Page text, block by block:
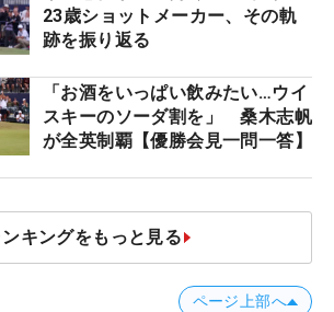
23歳ショットメーカー、その軌
跡を振り返る
「お酒をいっぱい飲みたい…ウイ
スキーのソーダ割を」 桑木志帆
が全英制覇【優勝会見一問一答】
キングをもっと見る
ページ上部へ